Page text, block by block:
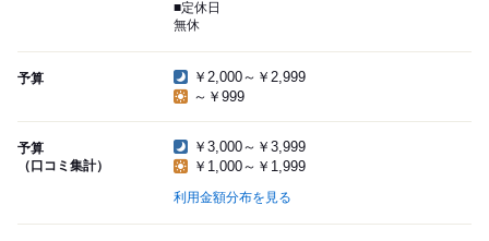
■定休日
無休
予算
￥2,000～￥2,999
～￥999
予算
（口コミ集計）
￥3,000～￥3,999
￥1,000～￥1,999
利用金額分布を見る